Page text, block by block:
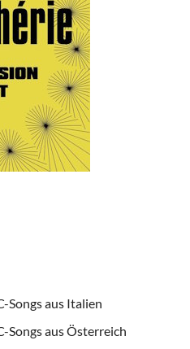
Songs aus Italien
Songs aus Österreich